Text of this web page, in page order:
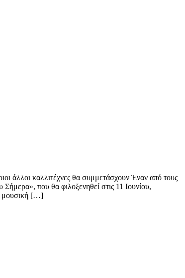
άλλοι καλλιτέχνες θα συμμετάσχουν Έναν από τους
που θα φιλοξενηθεί στις 11 Ιουνίου,
μουσική […]